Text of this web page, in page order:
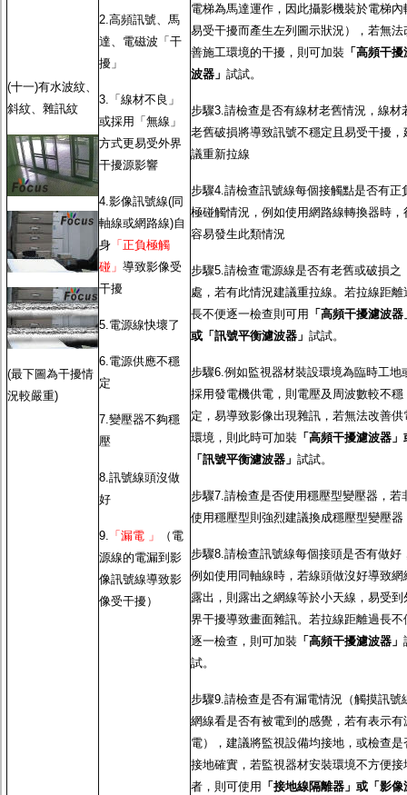
(十一)有水波紋、
斜紋、雜訊紋
(最下圖為干擾情
況較嚴重)
2.高頻訊號、馬
達、電磁波「干
擾」
3.「線材不良」
或採用「無線」
方式更易受外界
干擾源影響
4.影像訊號線(同
軸線或網路線)自
身 「正負極觸
碰」 導致影像受
干擾
5.電源線快壞了
6.電源供應不穩
定
7.變壓器不夠穩
壓
8.訊號線頭沒做
好
9. 「漏電 」
（電
源線的電漏到影
像訊號線導致影
像受干擾）
電梯為馬達運作，因此攝影機裝於電梯內
易受干擾而產生左列圖示狀況），若無法
善施工環境的干擾，則可加裝 「高頻干擾
波器」 試試。
步驟3.請檢查是否有線材老舊情況，線材
老舊破損將導致訊號不穩定且易受干擾，
議重新拉線
步驟4.請檢查訊號線每個接觸點是否有正
極碰觸情況，例如使用網路線轉換器時，
容易發生此類情況
步驟5.請檢查電源線是否有老舊或破損之
處，若有此情況建議重拉線。若拉線距離
長不便逐一檢查則可用 「高頻干擾濾波器
或「訊號平衡濾波器」 試試。
步驟6.例如監視器材裝設環境為臨時工地
採用發電機供電，則電壓及周波數較不穩
定，易導致影像出現雜訊，若無法改善供
環境，則此時可加裝 「高頻干擾濾波器」
「訊號平衡濾波器」 試試。
步驟7.請檢查是否使用穩壓型變壓器，若
使用穩壓型則強烈建議換成穩壓型變壓器
步驟8.請檢查訊號線每個接頭是否有做好
例如使用同軸線時，若線頭做沒好導致網
露出，則露出之網線等於小天線，易受到
界干擾導致畫面雜訊。若拉線距離過長不
逐一檢查，則可加裝 「高頻干擾濾波器」
試。
步驟9.請檢查是否有漏電情況（觸摸訊號
網線看是否有被電到的感覺，若有表示有
電），建議將監視設備均接地，或檢查是
接地確實，若監視器材安裝環境不方便接
者，則可使用 「接地線隔離器」或「影像